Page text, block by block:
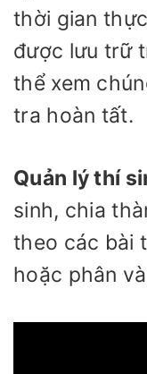
thời gian
được lưu trữ
thể xem
tra hoàn tất.
Quản lý thí
sinh, chia
theo các bài
hoặc phân